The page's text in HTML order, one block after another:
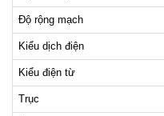
Độ rộng mạch
Kiểu dịch điện
Kiểu điện từ
Trục